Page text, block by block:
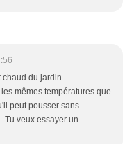
chaud du jardin.
mêmes températures que
peut pousser sans
Tu veux essayer un